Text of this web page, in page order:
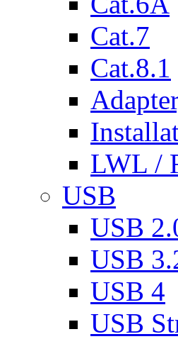
Cat.7
Cat.8.1
LWL /
USB
USB
USB
USB 4
USB